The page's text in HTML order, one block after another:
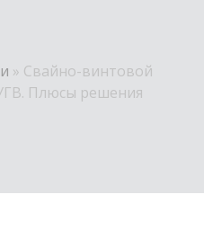
» Свайно-винтовой
Плюсы решения